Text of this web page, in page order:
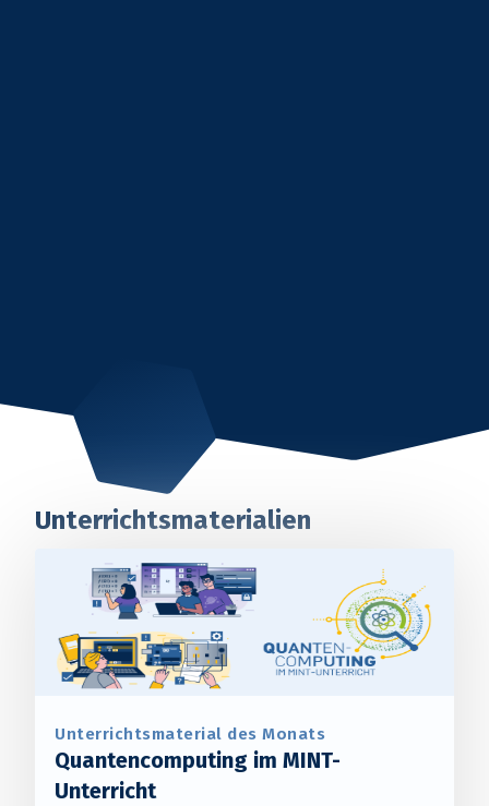
Unterrichtsmaterialien
Unterrichtsmaterial des Monats
Quantencomputing im MINT-
Unterricht